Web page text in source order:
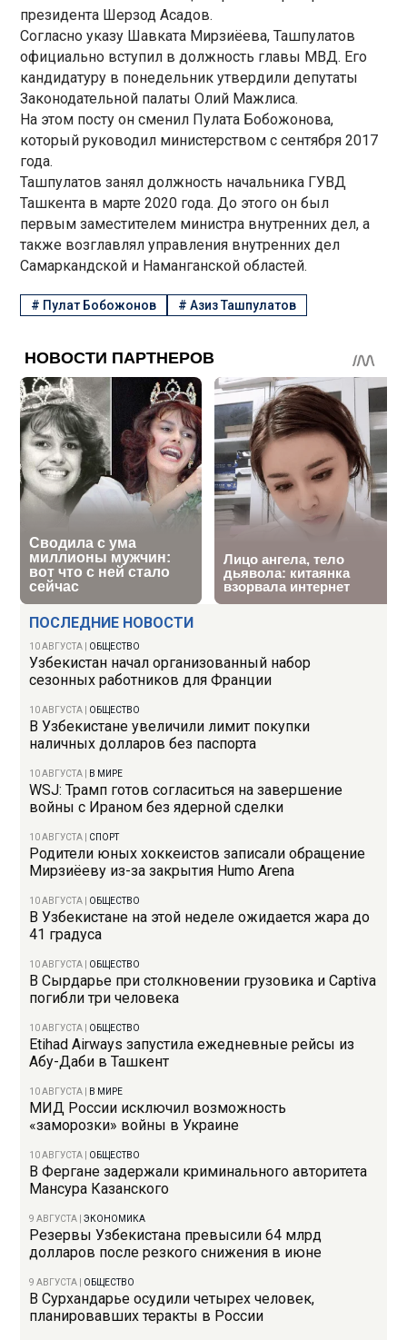
ПОСЛЕДНИЕ НОВОСТИ
10 АВГУСТА ОБЩЕСТВО
Узбекистан начал организованный набор
сезонных работников для Франции
10 АВГУСТА ОБЩЕСТВО
В Узбекистане увеличили лимит покупки
наличных долларов без паспорта
10 АВГУСТА В МИРЕ
WSJ: Трамп готов согласиться на завершение
войны с Ираном без ядерной сделки
10 АВГУСТА СПОРТ
Родители юных хоккеистов записали обращение
Мирзиёеву из-за закрытия Humo Arena
10 АВГУСТА ОБЩЕСТВО
В Узбекистане на этой неделе ожидается жара до
41 градуса
10 АВГУСТА ОБЩЕСТВО
В Сырдарье при столкновении грузовика и Captiva
погибли три человека
10 АВГУСТА ОБЩЕСТВО
Etihad Airways запустила ежедневные рейсы из
Абу-Даби в Ташкент
10 АВГУСТА В МИРЕ
МИД России исключил возможность
«заморозки» войны в Украине
10 АВГУСТА ОБЩЕСТВО
В Фергане задержали криминального авторитета
Мансура Казанского
9 АВГУСТА |ЭКОНОМИКА
Резервы Узбекистана превысили 64 млрд
долларов после резкого снижения в июне
9 АВГУСТА ОБЩЕСТВО
В Сурхандарье осудили четырех человек,
планировавших теракты в России
президента Шерзод Асадов.
Согласно указу Шавката Мирзиёева, Ташпулатов
официально вступил в должность главы МВД. Его
кандидатуру в понедельник утвердили депутаты
Законодательной палаты Олий Мажлиса.
На этом посту он сменил Пулата Бобожонова,
который руководил министерством с сентября 2017
года.
Ташпулатов занял должность начальника ГУВД
Ташкента в марте 2020 года. До этого он был
первым заместителем министра внутренних дел, а
также возглавлял управления внутренних дел
Самаркандской и Наманганской областей.
# Пулат Бобожонов #Азиз Ташпулатов